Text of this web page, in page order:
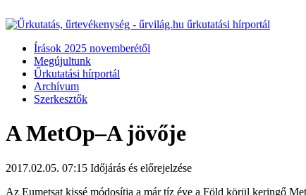
Írások 2025 novemberétől
Megújultunk
Űrkutatási hírportál
Archívum
Szerkesztők
A MetOp–A jövője
2017.02.05. 07:15 Időjárás és előrejelzése
Az Eumetsat kissé módosítja a már tíz éve a Föld körül keringő